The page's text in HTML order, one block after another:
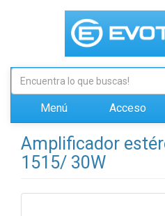
Menú Acceso
Amplificador
1515/ 30W